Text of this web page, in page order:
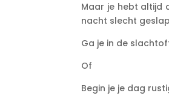
Maar je hebt altijd
nacht slecht
Ga je in de
Of
Begin je je dag